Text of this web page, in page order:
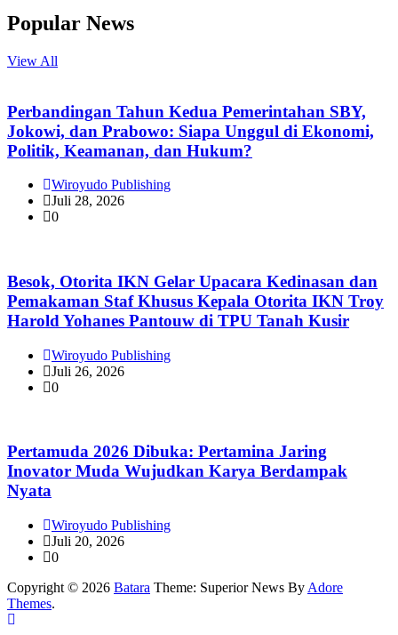
Popular News
View All
Perbandingan Tahun Kedua Pemerintahan SBY,
Jokowi, dan Prabowo: Siapa Unggul di Ekonomi,
Politik, Keamanan, dan Hukum?
Wiroyudo Publishing
Juli 28, 2026
0
Besok, Otorita IKN Gelar Upacara Kedinasan dan
Pemakaman Staf Khusus Kepala Otorita IKN Troy
Harold Yohanes Pantouw di TPU Tanah Kusir
Wiroyudo Publishing
Juli 26, 2026
0
Pertamuda 2026 Dibuka: Pertamina Jaring
Inovator Muda Wujudkan Karya Berdampak
Nyata
Wiroyudo Publishing
Juli 20, 2026
0
Copyright © 2026 Batara Theme: Superior News By Adore
Themes.